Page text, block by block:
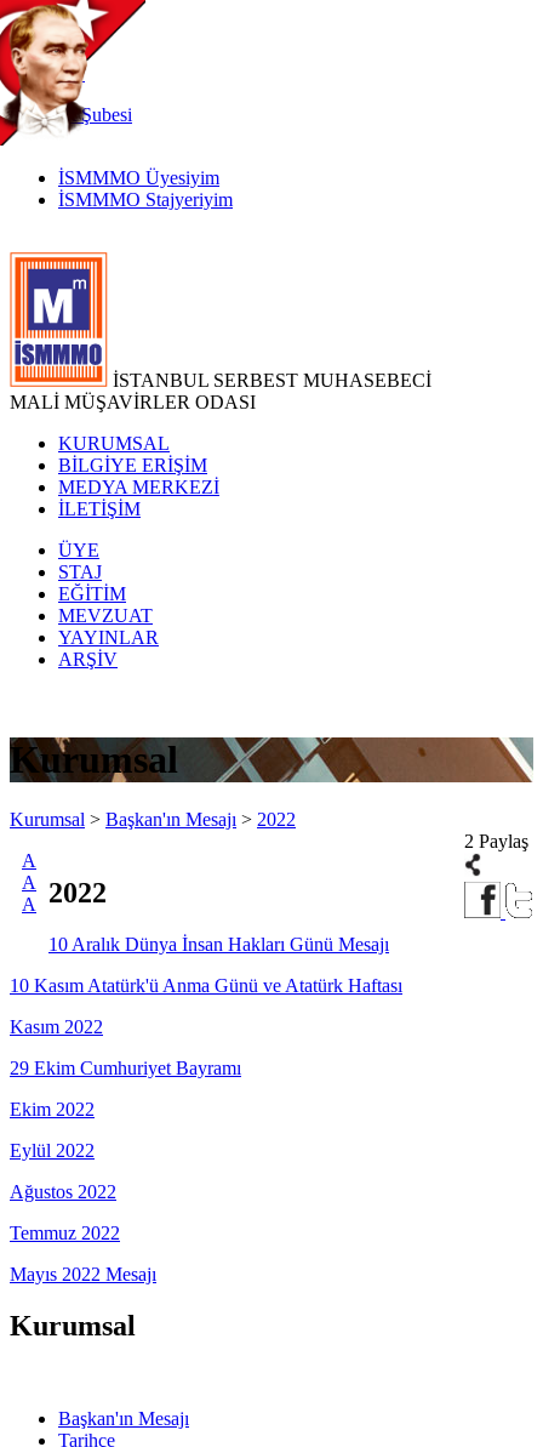
TR
|
EN
İnternetŞubesi
İSMMMO Üyesiyim
İSMMMO Stajyeriyim
İSTANBUL SERBEST MUHASEBECİ
MALİ MÜŞAVİRLER ODASI
KURUMSAL
BİLGİYE ERİŞİM
MEDYA MERKEZİ
İLETİŞİM
ÜYE
STAJ
EĞİTİM
MEVZUAT
YAYINLAR
ARŞİV
Kurumsal
Kurumsal > Başkan'ın Mesajı > 2022
A
A
A
2 Paylaş
2022
10 Aralık Dünya İnsan Hakları Günü Mesajı
10 Kasım Atatürk'ü Anma Günü ve Atatürk Haftası
Kasım 2022
29 Ekim Cumhuriyet Bayramı
Ekim 2022
Eylül 2022
Ağustos 2022
Temmuz 2022
Mayıs 2022 Mesajı
Kurumsal
Başkan'ın Mesajı
Tarihçe